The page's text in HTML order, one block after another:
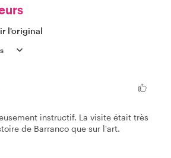
l'original
instructif. La visite était très
de Barranco que sur l'art.